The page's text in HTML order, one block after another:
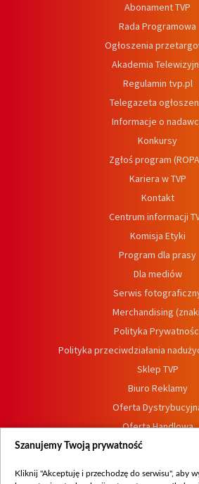
Abonament TVP
Rada Programowa
Ogłoszenia
Akademia
Regulamin tvp.pl
Telegazeta
Informacje o
Konkursy
Zgłoś program
Kariera w TVP
Kontakt
Centrum informacji
Komisja Etyki
Program dla prasy
Dla mediów
Serwis
Merchandising
Polityka
Polityka przeciwdziałania
Sklep TVP
Biuro Reklamy
Oferta
Oferta Handlowa
Dostępność
Szanujemy Twoją prywatność
Kliknij "Akceptuję i przechodzę do serwisu", aby